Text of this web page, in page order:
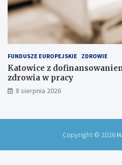
FUNDUSZE EUROPEJSKIE ZDROWIE
Katowice z
zdrowia w pracy
8 sierpnia 2026
Copyright © 2026